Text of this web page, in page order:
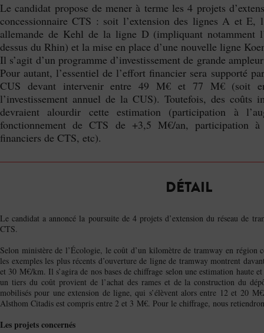
Le candidat propose de mener à terme les 4 projets
concessionnaire CTS : soit l’extension des lignes A et E,
allemande de Kehl de la ligne D (impliquant notamment
dessus du Rhin) et la mise en place d’une nouvelle ligne
Il s’agit d’un programme d’investissement de grande
Pour autant, l’essentiel de l’effort financier sera supporté
CUS devant intervenir entre 49 M€ et 77 M€ (soit
l’investissement annuel de la CUS). Toutefois, des coûts
devraient alourdir cette estimation (participation à
fonctionnement de CTS de +3,5 M€/an, participation à
financiers de CTS, etc).
DÉTAIL
Le candidat a annoncé la poursuite de 4 projets d’extension du réseau de
CTS.
Selon ministère de l’Écologie, le coût d’un kilomètre de tramway en
les exemples les plus récents d’ouverture de ligne de tramway montrent
et 30 M€/km. Il s’agira de nos bases de chiffrage selon une estimation haute
un tiers du coût provient de l’achat des rames et de la construction du
mobilisés pour une extension de ligne, qui s’élèvent alors entre 12 et 20
Alsthom Citadis est compris entre 2 et 3 M€. Pour le chiffrage, nous
Les projets concernés